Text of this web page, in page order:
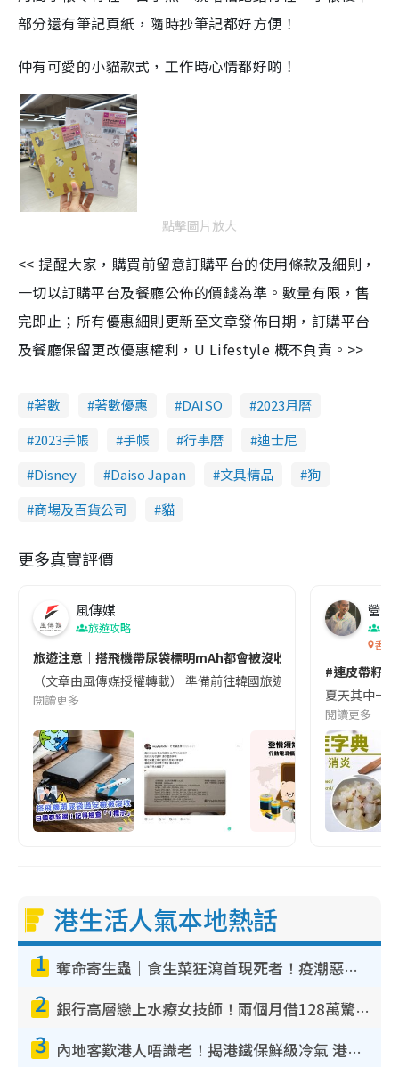
部分還有筆記頁紙，隨時抄筆記都好方便！
仲有可愛的小貓款式，工作時心情都好啲！
點擊圖片放大
<< 提醒大家，購買前留意訂購平台的使用條款及細則，
一切以訂購平台及餐廳公佈的價錢為準。數量有限，售
完即止；所有優惠細則更新至文章發佈日期，訂購平台
及餐廳保留更改優惠權利，U Lifestyle 概不負責。>>
著數 著數優惠 DAISO
2023月曆
2023手帳
手帳 行事曆
迪士尼
Disney
Daiso Japan 文具精品
狗
商場及百貨公司
貓
更多真實評價
風傳媒
旅遊攻略
旅遊注意｜搭飛機帶尿袋標明mAh都會被沒收😱出發前切記檢查
（文章由風傳媒授權轉載） 準備前往韓國旅遊的民眾，近期要
閱讀更多
營養
香港
#連皮帶籽
夏天其中一
閱讀更多
港生活人氣本地熱話
1 奪命寄生蟲｜食生菜狂瀉首現死者！疫潮惡化錄1.8萬宗病例 揭洗菜3大謬誤
2 銀行高層戀上水療女技師！兩個月借128萬驚覺「沉船」沉落火海 揭背後疑似邪教操控賣淫
3 內地客歎港人唔識老！揭港鐵保鮮級冷氣 港人求放過：咪投訴